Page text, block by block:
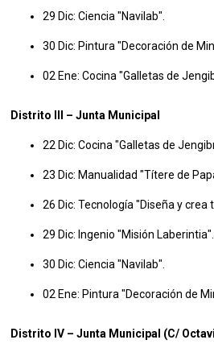
29 Dic: Ciencia "Navilab".
30 Dic: Pintura "Decoración de
02 Ene: Cocina "Galletas de
Distrito III – Junta Municipal
22 Dic: Cocina "Galletas de
23 Dic: Manualidad "Títere de
26 Dic: Tecnología "Diseña y crea
29 Dic: Ingenio "Misión Laberintia".
30 Dic: Ciencia "Navilab".
02 Ene: Pintura "Decoración de
Distrito IV – Junta Municipal (C/